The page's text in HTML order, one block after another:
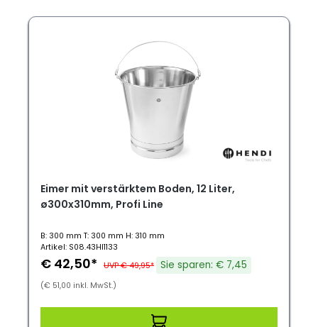
Eimer mit verstärktem Boden, 12 Liter,
ø300x310mm, Profi Line
B: 300 mm T: 300 mm H: 310 mm
Artikel: S08.43HI1133
€ 42,50* UVP € 49,95* Sie sparen: € 7,45
(€ 51,00 inkl. MwSt.)